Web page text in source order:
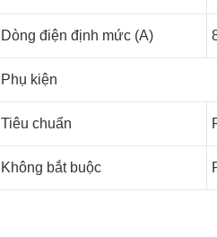
Dòng điện định mức (A)
Phụ kiện
Tiêu chuẩn
Không bắt buộc